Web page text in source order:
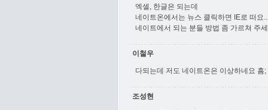
엑셀, 한글은 되는데
네이트온에서는 뉴스 클릭하면 IE로 떠요..
네이트에서 되는 분들 방법 좀 가르쳐 주
이철우
다되는데 저도 네이트온은 이상하네요 흠;
조성현